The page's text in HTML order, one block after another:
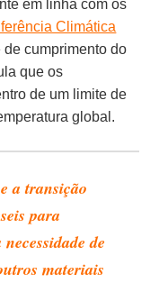
em linha com os
Climática
cumprimento do
que os
de um limite de
global.
a transição
para
de
materiais